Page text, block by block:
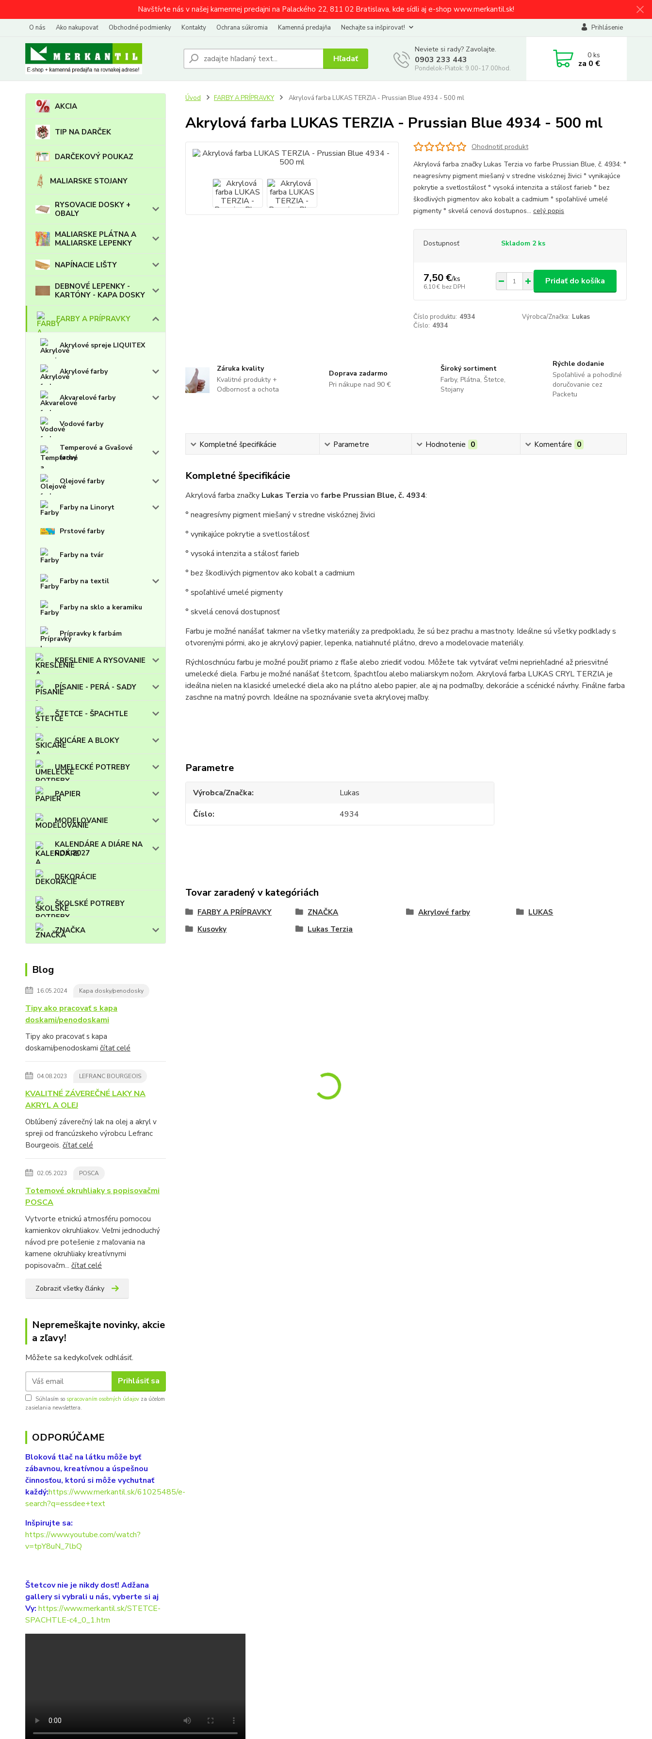
Navštívte nás v našej kamennej predajni na Palackého 22, 811 02 Bratislava, kde sídli aj e-shop www.merkantil.sk!
O nás Ako nakupovať Obchodné podmienky Kontakty Ochrana súkromia Kamenná predajňa Nechajte sa inšpirovať! Prihlásenie
Hľadať
Neviete si rady? Zavolajte.
0903 233 443
Pondelok-Piatok: 9.00-17.00hod.
0ks
za 0 €
AKCIA
TIP NA DARČEK
DARČEKOVÝ POUKAZ
MALIARSKE STOJANY
RYSOVACIE DOSKY +
OBALY
MALIARSKE PLÁTNA A
MALIARSKE LEPENKY
NAPÍNACIE LIŠTY
DEBNOVÉ LEPENKY -
KARTÓNY - KAPA DOSKY
FARBY A PRÍPRAVKY
Akrylové spreje LIQUITEX
Akrylové farby
Akvarelové farby
Vodové farby
Temperové a Gvašové
farby
Olejové farby
Farby na Linoryt
Prstové farby
Farby na tvár
Farby na textil
Farby na sklo a keramiku
Prípravky k farbám
KRESLENIE A RYSOVANIE
PÍSANIE - PERÁ - SADY
ŠTETCE - ŠPACHTLE
SKICÁRE A BLOKY
UMELECKÉ POTREBY
PAPIER
MODELOVANIE
KALENDÁRE A DIÁRE NA
ROK 2027
DEKORÁCIE
ŠKOLSKÉ POTREBY
ZNAČKA
Blog
16.05.2024 Kapa dosky/penodosky
Tipy ako pracovať s kapa
doskami/penodoskami
Tipy ako pracovať s kapa
doskami/penodoskami čítať celé
04.08.2023 LEFRANC BOURGEOIS
KVALITNÉ ZÁVEREČNÉ LAKY NA
AKRYL A OLEJ
Obľúbený záverečný lak na olej a akryl v
spreji od francúzskeho výrobcu Lefranc
Bourgeois. čítať celé
02.05.2023 POSCA
Totemové okruhliaky s popisovačmi
POSCA
Vytvorte etnickú atmosféru pomocou
kamienkov okruhliakov. Veľmi jednoduchý
návod pre potešenie z maľovania na
kamene okruhliaky kreatívnymi
popisovačm... čítať celé
Zobraziť všetky články
Nepremeškajte novinky, akcie
a zľavy!
Môžete sa kedykoľvek odhlásiť.
Prihlásiť sa
Súhlasím so spracovaním osobných údajov za účelom
zasielania newslettera.
ODPORÚČAME
Bloková tlač na látku môže byť
zábavnou, kreatívnou a úspešnou
činnosťou, ktorú si môže vychutnať
každý:https://www.merkantil.sk/61025485/e-
search?q=essdee+text
Inšpirujte sa:
https://www.youtube.com/watch?
v=tpY8uN_7lbQ
Štetcov nie je nikdy dosť! Adžana
gallery si vybrali u nás, vyberte si aj
Vy: https://www.merkantil.sk/STETCE-
SPACHTLE-c4_0_1.htm
Úvod FARBY A PRÍPRAVKY Akrylová farba LUKAS TERZIA - Prussian Blue 4934 - 500 ml
Akrylová farba LUKAS TERZIA - Prussian Blue 4934 - 500 ml
Ohodnotiť produkt
Akrylová farba značky Lukas Terzia vo farbe Prussian Blue, č. 4934: °
neagresívny pigment miešaný v stredne viskóznej živici ° vynikajúce
pokrytie a svetlostálosť ° vysoká intenzita a stálosť farieb ° bez
škodlivých pigmentov ako kobalt a cadmium ° spoľahlivé umelé
pigmenty ° skvelá cenová dostupnos... celý popis
Dostupnosť Skladom 2 ks
7,50 €/ks
6,10 € bez DPH
Pridať do košíka
Číslo produktu: 4934 Výrobca/Značka: Lukas
Číslo: 4934
Záruka kvality
Kvalitné produkty +
Odbornosť a ochota
Doprava zadarmo
Pri nákupe nad 90 €
Široký sortiment
Farby, Plátna, Štetce,
Stojany
Rýchle dodanie
Spoľahlivé a pohodlné
doručovanie cez
Packetu
Kompletné špecifikácie Parametre Hodnotenie 0 Komentáre 0
Kompletné špecifikácie
Akrylová farba značky Lukas Terzia vo farbe Prussian Blue, č. 4934:
° neagresívny pigment miešaný v stredne viskóznej živici
° vynikajúce pokrytie a svetlostálosť
° vysoká intenzita a stálosť farieb
° bez škodlivých pigmentov ako kobalt a cadmium
° spoľahlivé umelé pigmenty
° skvelá cenová dostupnosť
Farbu je možné nanášať takmer na všetky materiály za predpokladu, že sú bez prachu a mastnoty. Ideálne sú všetky podklady s
otvorenými pórmi, ako je akrylový papier, lepenka, natiahnuté plátno, drevo a modelovacie materiály.
Rýchloschnúcu farbu je možné použiť priamo z fľaše alebo zriediť vodou. Môžete tak vytvárať veľmi nepriehľadné až priesvitné
umelecké diela. Farbu je možné nanášať štetcom, špachtľou alebo maliarskym nožom. Akrylová farba LUKAS CRYL TERZIA je
ideálna nielen na klasické umelecké diela ako na plátno alebo papier, ale aj na podmaľby, dekorácie a scénické návrhy. Finálne farba
zaschne na matný povrch. Ideálne na spoznávanie sveta akrylovej maľby.
Parametre
Výrobca/Značka
Lukas
Číslo
4934
Tovar zaradený v kategóriách
FARBY A PRÍPRAVKY ZNAČKA Akrylové farby
LUKAS
Kusovky
Lukas Terzia